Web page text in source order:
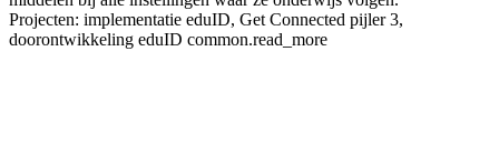
Projecten: implementatie eduID, Get Connected pijler 3,
doorontwikkeling eduID common.read_more